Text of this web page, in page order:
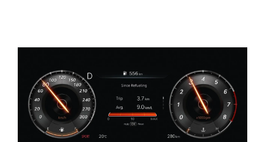
الفاخرة، بينما يمنحك "رياضي" قيادة ديناميكية
وموثوقة، ويبعث النمط "رياضي+"شعوراً مدهشاً
بالاتحاد مع سطح الطريق.**